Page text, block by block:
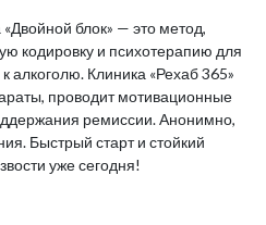
блок» — это метод,
кодировку и психотерапию для
алкоголю. Клиника «Рехаб 365»
проводит мотивационные
ремиссии. Анонимно,
Быстрый старт и стойкий
уже сегодня!